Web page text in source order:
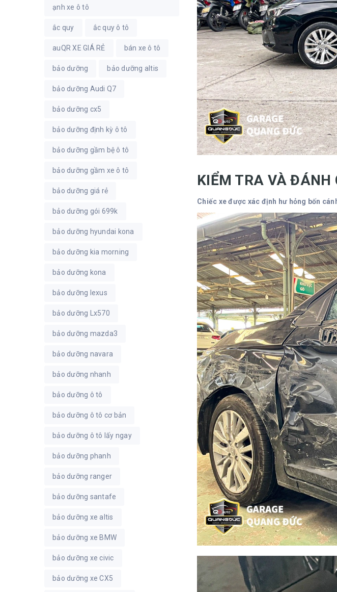
KIỂM TRA VÀ ĐÁNH
Chiếc xe được xác định hư hỏng bốn
ạnh xe ô tô
ắc quy ắc quy ô tô
auQR XE GIÁ RẺ bán xe ô tô
bảo dưỡng bảo dưỡng altis
bảo dưỡng Audi Q7
bảo dưỡng cx5
bảo dưỡng định kỳ ô tô
bảo dưỡng gầm bệ ô tô
bảo dưỡng gầm xe ô tô
bảo dưỡng giá rẻ
bảo dưỡng gói 699k
bảo dưỡng hyundai kona
bảo dưỡng kia morning
bảo dưỡng kona
bảo dưỡng lexus
bảo dưỡng Lx570
bảo dưỡng mazda3
bảo dưỡng navara
bảo dưỡng nhanh
bảo dưỡng ô tô
bảo dưỡng ô tô cơ bản
bảo dưỡng ô tô lấy ngay
bảo dưỡng phanh
bảo dưỡng ranger
bảo dưỡng santafe
bảo dưỡng xe altis
bảo dưỡng xe BMW
bảo dưỡng xe civic
bảo dưỡng xe CX5